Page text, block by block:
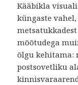
Kääbikla
küngaste
mõõtudega
õlgu kehitama:
postsovetliku